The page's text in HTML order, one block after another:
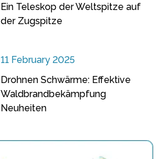
Ein Teleskop der Weltspitze auf
der Zugspitze
11 February 2025
Drohnen Schwärme: Effektive
Waldbrandbekämpfung
Neuheiten